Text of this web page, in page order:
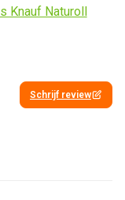
Knauf Naturoll
Schrijf review